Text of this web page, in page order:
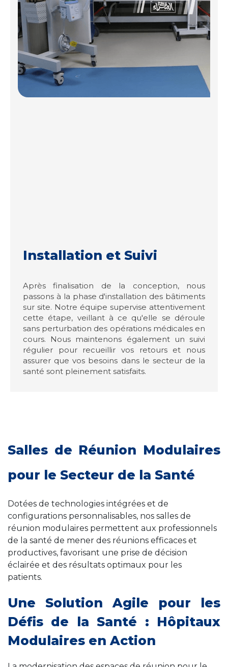
Installation et Suivi
Après finalisation de la conception, nous
passons à la phase d'installation des bâtiments
sur site. Notre équipe supervise attentivement
cette étape, veillant à ce qu'elle se déroule
sans perturbation des opérations médicales en
cours. Nous maintenons également un suivi
régulier pour recueillir vos retours et nous
assurer que vos besoins dans le secteur de la
santé sont pleinement satisfaits.
Salles de Réunion Modulaires
pour le Secteur de la Santé
Dotées de technologies intégrées et de
configurations personnalisables, nos salles de
réunion modulaires permettent aux professionnels
de la santé de mener des réunions efficaces et
productives, favorisant une prise de décision
éclairée et des résultats optimaux pour les
patients.
Une Solution Agile pour les
Défis de la Santé : Hôpitaux
Modulaires en Action